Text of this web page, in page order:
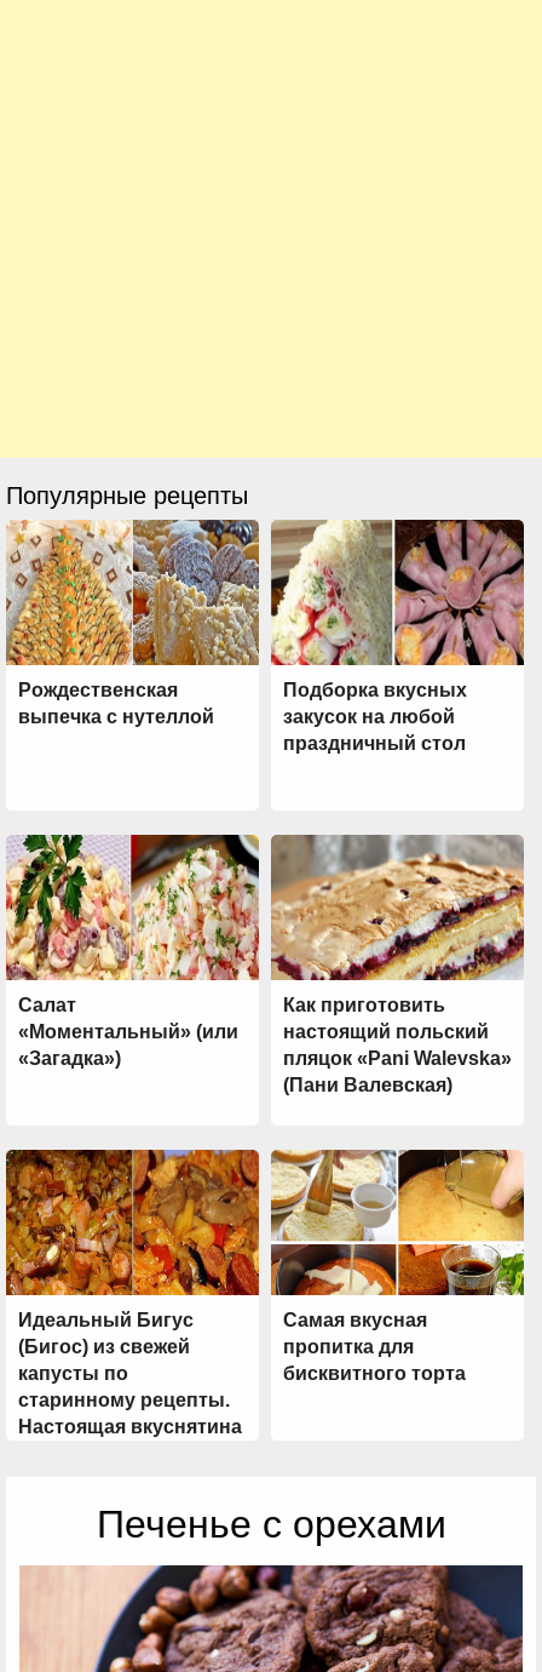
Популярные рецепты
Рождественская
выпечка с нутеллой
Подборка вкусных
закусок на любой
праздничный стол
Салат
«Моментальный» (или
«Загадка»)
Как приготовить
настоящий польский
пляцок «Pani Walevska»
(Пани Валевская)
Идеальный Бигус
(Бигос) из свежей
капусты по
старинному рецепты.
Настоящая вкуснятина
Самая вкусная
пропитка для
бисквитного торта
Печенье с орехами